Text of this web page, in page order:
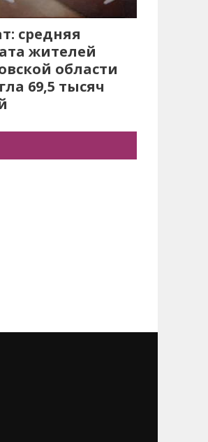
средняя
жителей
области
69,5 тысяч